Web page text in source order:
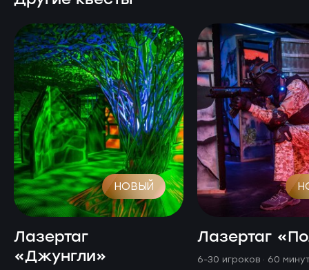
НОВЫЙ
Лазертаг
«Джунгли»
Лазертаг
6-30 игроков · 60